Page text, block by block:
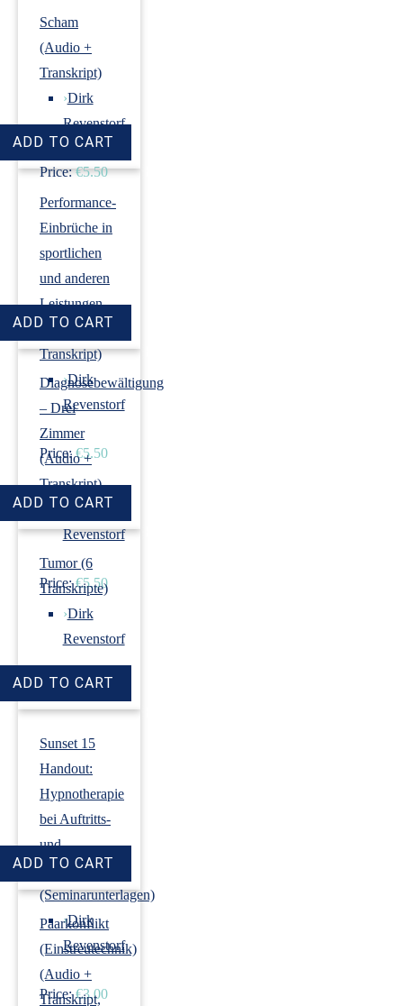
Scham
(Audio +
Transkript)
›Dirk
Revenstorf
Price: €5.50
Performance-
Einbrüche in
sportlichen
und anderen
Leistungen
(Audio +
Transkript)
›Dirk
Revenstorf
Price: €5.50
Diagnosebewältigung
– Drei
Zimmer
(Audio +
Transkript)
›Dirk
Revenstorf
Price: €5.50
Tumor (6
Transkripte)
›Dirk
Revenstorf
Price: €18.00
Sunset 15
Handout:
Hypnotherapie
bei Auftritts-
und
Prüfungsangst
(Seminarunterlagen)
›Dirk
Revenstorf
Price: €3.00
Paarkonflikt
(Einstreutechnik)
(Audio +
Transkript,